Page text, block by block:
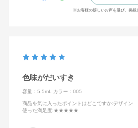
※お客様の嬉しいお声を選び、掲載
色味がだいすき
容量：5.5mL カラー：005
商品を気に入ったポイントはどこですか:デザイン
使った満足度:★★★★★